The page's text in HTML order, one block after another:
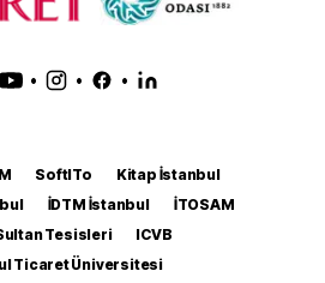
• • •
SoftITo
Kitap İstanbul
İDTM İstanbul
İTOSAM
Tesisleri
ICVB
Ticaret Üniversitesi